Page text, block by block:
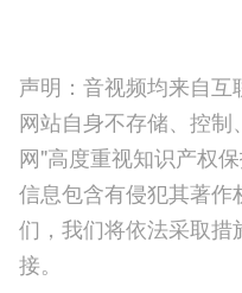
声明：音视频均来自
网站自身不存储、控
网"高度重视知识产权
信息包含有侵犯其著
们，我们将依法采取
接。